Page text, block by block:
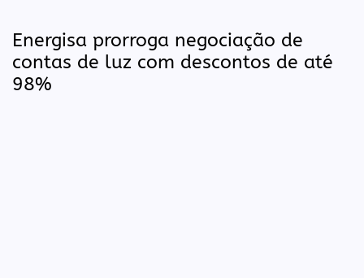
Energisa prorroga negociação de
contas de luz com descontos de até
98%